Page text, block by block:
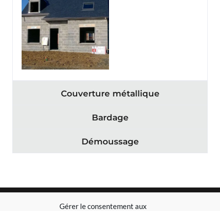
Gérer le consentement aux
Couverture métallique
Bardage
Démoussage